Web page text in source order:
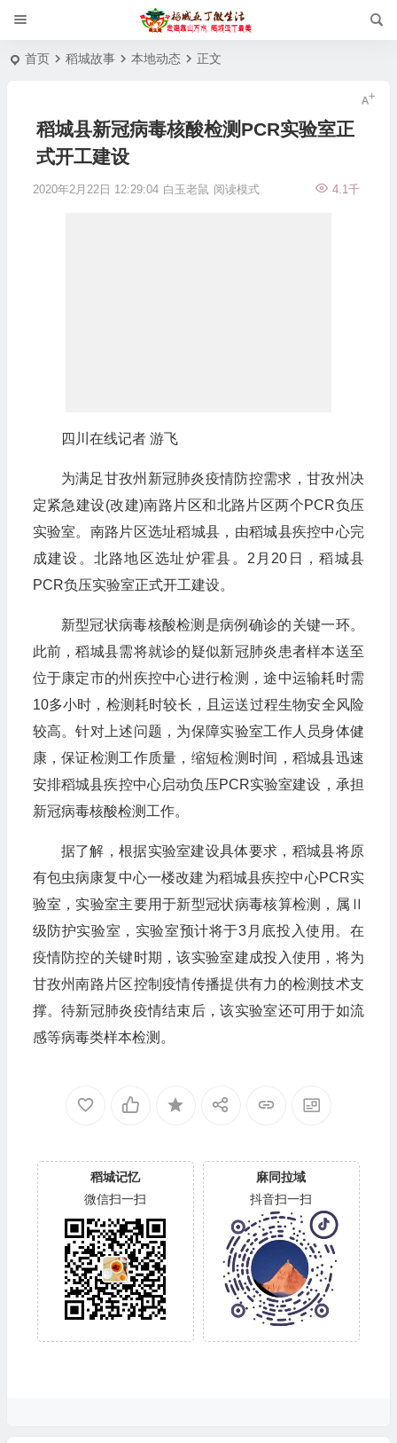
首页 稻城故事 本地动态 正文
稻城县新冠病毒核酸检测PCR实验室正
式开工建设
2020年2月22日 12:29:04 白玉老鼠 4.1千
阅读模式
四川在线记者 游飞
为满足甘孜州新冠肺炎疫情防控需求，甘孜州决
定紧急建设(改建)南路片区和北路片区两个PCR负压
实验室。南路片区选址稻城县，由稻城县疾控中心完
成建设。北路地区选址炉霍县。2月20日，稻城县
PCR负压实验室正式开工建设。
新型冠状病毒核酸检测是病例确诊的关键一环。
此前，稻城县需将就诊的疑似新冠肺炎患者样本送至
位于康定市的州疾控中心进行检测，途中运输耗时需
10多小时，检测耗时较长，且运送过程生物安全风险
较高。针对上述问题，为保障实验室工作人员身体健
康，保证检测工作质量，缩短检测时间，稻城县迅速
安排稻城县疾控中心启动负压PCR实验室建设，承担
新冠病毒核酸检测工作。
据了解，根据实验室建设具体要求，稻城县将原
有包虫病康复中心一楼改建为稻城县疾控中心PCR实
验室，实验室主要用于新型冠状病毒核算检测，属Ⅱ
级防护实验室，实验室预计将于3月底投入使用。在
疫情防控的关键时期，该实验室建成投入使用，将为
甘孜州南路片区控制疫情传播提供有力的检测技术支
撑。待新冠肺炎疫情结束后，该实验室还可用于如流
感等病毒类样本检测。
稻城记忆
微信扫一扫
麻同拉域
抖音扫一扫